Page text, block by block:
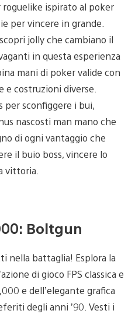
ispirato al poker
per vincere in grande.
jolly che cambiano il
in questa esperienza
mani di poker valide con
e costruzioni diverse.
per sconfiggere i bui,
nascosti man mano che
di ogni vantaggio che
il buio boss, vincere lo
vittoria.
Boltgun
nella battaglia! Esplora la
di gioco FPS classica e
e dell’elegante grafica
degli anni ’90. Vesti i